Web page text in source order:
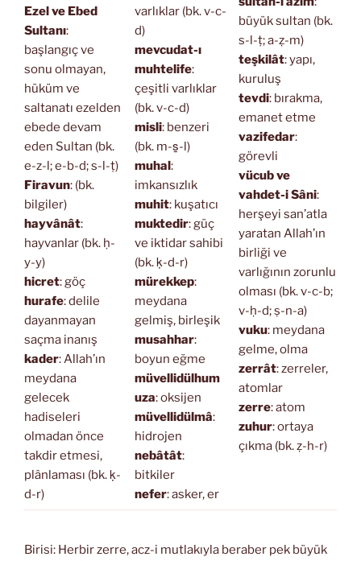
Ezel ve Ebed
Sultanı:
başlangıç ve
sonu olmayan,
hüküm ve
saltanatı ezelden
ebede devam
eden Sultan (bk.
e-z-l; e-b-d; s-l-ṭ)
Firavun: (bk.
bilgiler)
hayvânât:
hayvanlar (bk. ḥ-
y-y)
hicret: göç
hurafe: delile
dayanmayan
saçma inanış
kader: Allah’ın
meydana
gelecek
hadiseleri
olmadan önce
takdir etmesi,
plânlaması (bk. ḳ-
d-r)
varlıklar (bk. v-c-
d)
mevcudat-ı
muhtelife:
çeşitli varlıklar
(bk. v-c-d)
misli: benzeri
(bk. m-s̱-l)
muhal:
imkansızlık
muhit: kuşatıcı
muktedir: güç
ve iktidar sahibi
(bk. ḳ-d-r)
mürekkep:
meydana
gelmiş, birleşik
musahhar:
boyun eğme
müvellidülhum
uza: oksijen
müvellidülmâ:
hidrojen
nebâtât:
bitkiler
nefer: asker, er
büyük sultan (bk.
s-l-ṭ; a-ẓ-m)
teşkilât: yapı,
kuruluş
tevdi: bırakma,
emanet etme
vazifedar:
görevli
vücub ve
vahdet-i Sâni:
herşeyi san’atla
yaratan Allah’ın
birliği ve
varlığının zorunlu
olması (bk. v-c-b;
v-ḥ-d; ṣ-n-a)
vuku: meydana
gelme, olma
zerrât: zerreler,
atomlar
zerre: atom
zuhur: ortaya
çıkma (bk. ẓ-h-r)
Birisi: Herbir zerre, acz-i mutlakıyla beraber pek büyük